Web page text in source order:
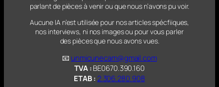
parlantde pièces à venir ou que nous n’avons pu voir.
Aucune IA n’est utilisée pour nos articles spécfiiques,
nos interviews, ni nos images ou pour vous parler
des pièces que nous avons vues.
📧 unmicunecam@gmail.com
TVA :BE0670.390.160
ETAB :2.306.280.908